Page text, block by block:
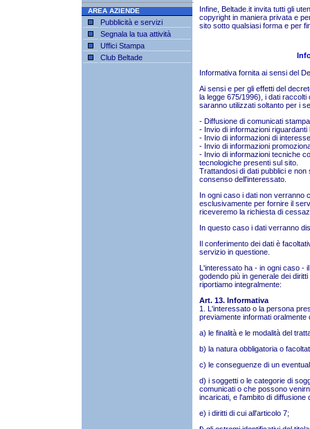
AREA AZIENDE
Pubblicità e servizi
Segnala la tua attività
Uffici Stampa
Club Beltade
Infine, Beltade.it invita tutti gli
copyright in maniera privata e
sito sotto qualsiasi forma e per
Informativa fornita ai sensi del
Ai sensi e per gli effetti del
la legge 675/1996), i dati
saranno utilizzati soltanto per i
- Diffusione di comunicati
- Invio di informazioni
- Invio di informazioni di
- Invio di informazioni
- Invio di informazioni tecniche
tecnologiche presenti sul sito.
Trattandosi di dati pubblici e
consenso dell'interessato.
In ogni caso i dati non verranno
esclusivamente per fornire il
riceveremo la richiesta di
In questo caso i dati verranno
Il conferimento dei dati è
servizio in questione.
L'interessato ha - in ogni caso -
godendo più in generale dei
riportiamo integralmente:
Art. 13. Informativa
1. L'interessato o la persona
previamente informati oralmente
a) le finalità e le modalità del
b) la natura obbligatoria o
c) le conseguenze di un
d) i soggetti o le categorie di
comunicati o che possono
incaricati, e l'ambito di diffusione
e) i diritti di cui all'articolo 7;